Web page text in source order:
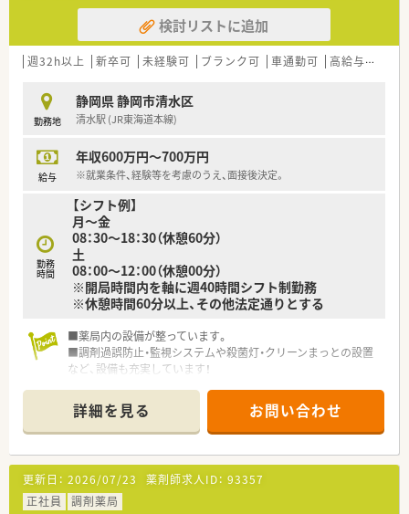
＼求める人材／
■管理薬剤師としてご勤務いただける方！
■将来的に会社の役員を目指していただける方も歓迎致します！
検討リストに追加
週32h以上 新卒可 未経験可 ブランク可 車通勤可 高給与(600万円以上)
勤務地
静岡県 静岡市清水区
清水駅 (JR東海道本線)
給与
年収600万円～700万円
※就業条件、経験等を考慮のうえ、面接後決定。
勤務
時間
【シフト例】
月～金
08：30～18：30（休憩60分）
土
08：00～12：00（休憩00分）
※開局時間内を軸に週40時間シフト制勤務
※休憩時間60分以上、その他法定通りとする
■薬局内の設備が整っています。
■調剤過誤防止・監視システムや殺菌灯・クリーンまっとの設置
など、設備も充実しています！
詳細を見る お問い合わせ
更新日： 2026/07/23 薬剤師求人ID： 93357
正社員
調剤薬局